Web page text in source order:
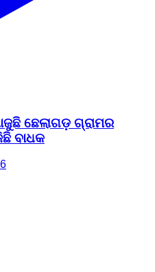
ଛେଲାଗଡ଼ ଗ୍ରାମର
ବାଧକ